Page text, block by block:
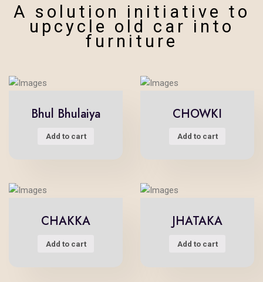
A solution initiative to
upcycle old car into
furniture
Bhul Bhulaiya
Add to cart
CHOWKI
Add to cart
CHAKKA
Add to cart
JHATAKA
Add to cart